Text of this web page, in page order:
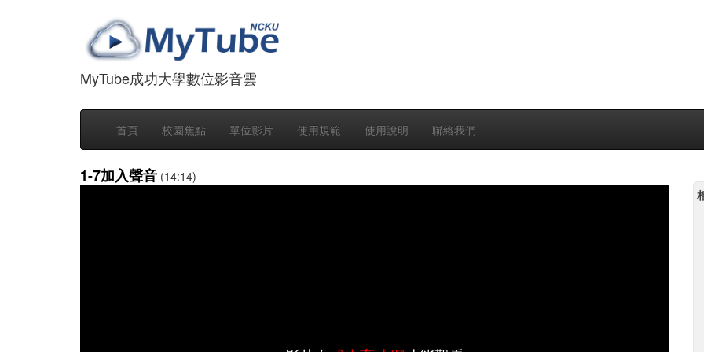
MyTube成功大學數位影音雲
首頁 校園焦點 單位影片 使用規範 使用說明 聯絡我們
1-7加入聲音 (14:14)